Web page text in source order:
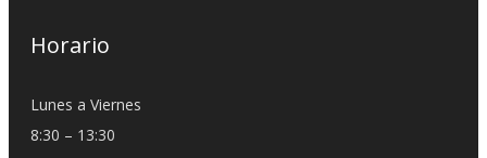
Horario
Lunes a Viernes
8:30 – 13:30